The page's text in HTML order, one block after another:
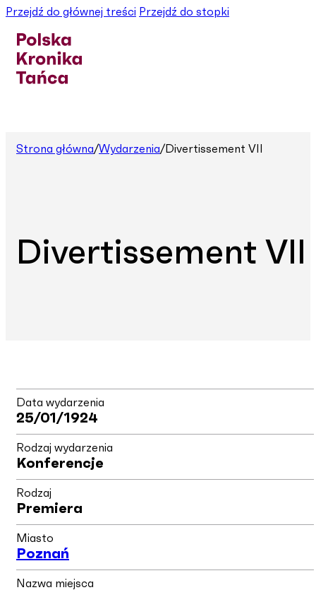
Przejdź do głównej treści Przejdź do stopki
Strona główna/Wydarzenia/Divertissement VII
Divertissement VII
Data wydarzenia
25/01/1924
Rodzaj wydarzenia
Konferencje
Rodzaj
Premiera
Miasto
Poznań
Nazwa miejsca